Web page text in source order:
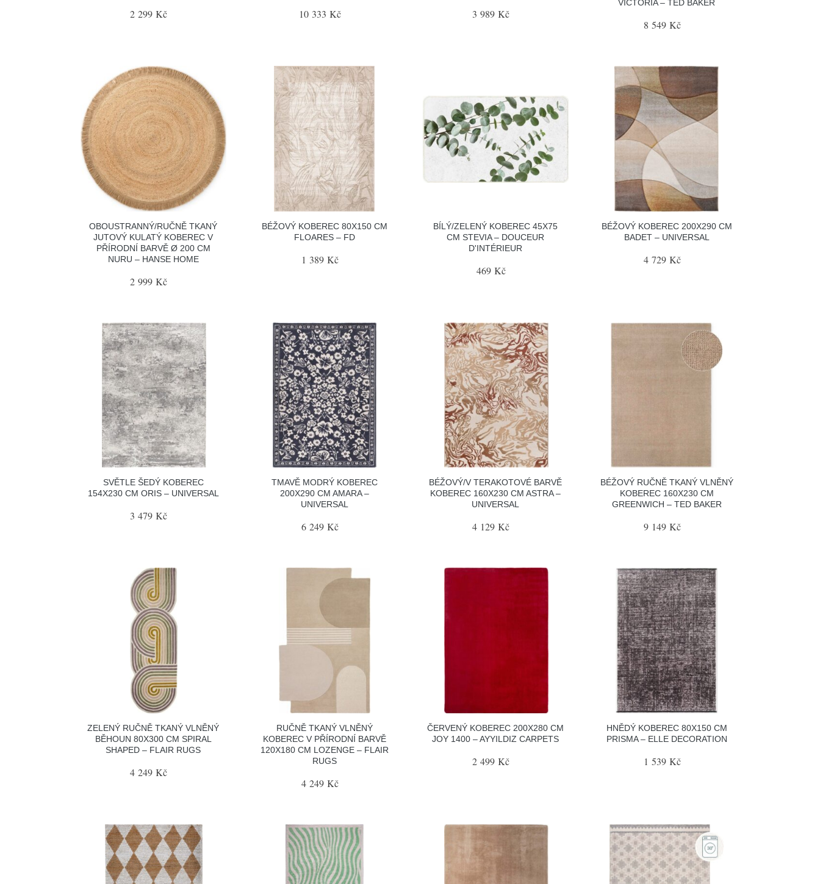
2 299 Kč 10 333 Kč 3 989 Kč
VICTORIA – TED BAKER
8 549 Kč
OBOUSTRANNÝ/RUČNĚ TKANÝ
JUTOVÝ KULATÝ KOBEREC V
PŘÍRODNÍ BARVĚ Ø 200 CM
NURU – HANSE HOME
2 999 Kč
BÉŽOVÝ KOBEREC 80X150 CM
FLOARES – FD
1 389 Kč
BÍLÝ/ZELENÝ KOBEREC 45X75
CM STEVIA – DOUCEUR
D'INTÉRIEUR
469 Kč
BÉŽOVÝ KOBEREC 200X290 CM
BADET – UNIVERSAL
4 729 Kč
SVĚTLE ŠEDÝ KOBEREC
154X230 CM ORIS – UNIVERSAL
3 479 Kč
TMAVĚ MODRÝ KOBEREC
200X290 CM AMARA –
UNIVERSAL
6 249 Kč
BÉŽOVÝ/V TERAKOTOVÉ BARVĚ
KOBEREC 160X230 CM ASTRA –
UNIVERSAL
4 129 Kč
BÉŽOVÝ RUČNĚ TKANÝ VLNĚNÝ
KOBEREC 160X230 CM
GREENWICH – TED BAKER
9 149 Kč
ZELENÝ RUČNĚ TKANÝ VLNĚNÝ
BĚHOUN 80X300 CM SPIRAL
SHAPED – FLAIR RUGS
4 249 Kč
RUČNĚ TKANÝ VLNĚNÝ
KOBEREC V PŘÍRODNÍ BARVĚ
120X180 CM LOZENGE – FLAIR
RUGS
4 249 Kč
ČERVENÝ KOBEREC 200X280 CM
JOY 1400 – AYYILDIZ CARPETS
2 499 Kč
HNĚDÝ KOBEREC 80X150 CM
PRISMA – ELLE DECORATION
1 539 Kč